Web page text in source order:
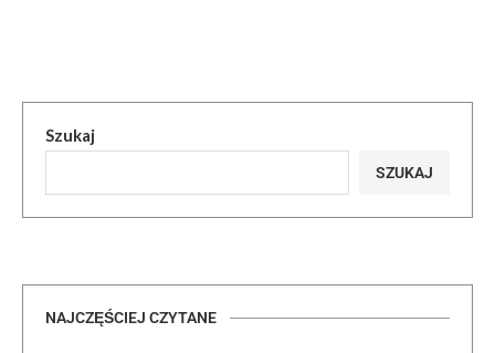
Szukaj
SZUKAJ
NAJCZĘŚCIEJ CZYTANE